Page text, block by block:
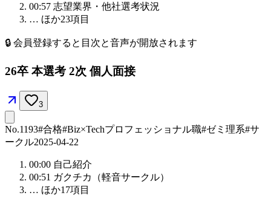
00:57 志望業界・他社選考状況
… ほか23項目
🔒 会員登録すると目次と音声が開放されます
26卒 本選考 2次 個人面接
3
No.1193#合格#Biz×Techプロフェッショナル職#ゼミ理系#サ
ークル2025-04-22
00:00 自己紹介
00:51 ガクチカ（軽音サークル）
… ほか17項目